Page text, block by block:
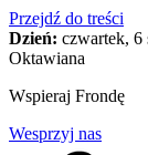
Przejdź do treści
Dzień: czwartek, 6
Oktawiana
Wspieraj Frondę
Wesprzyj nas